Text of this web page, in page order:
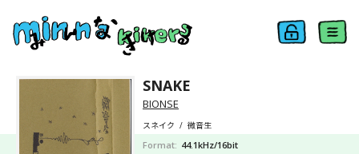
SNAKE
BIONSE
スネイク / 微音生
Format 44.1kHz/16bit